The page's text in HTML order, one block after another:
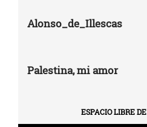
Alonso_de_Illescas
Palestina, mi amor
ESPACIO LIBRE